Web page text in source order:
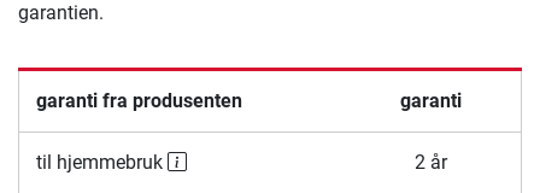
garantien.
garanti fra produsenten garanti
til hjemmebruk 2 år